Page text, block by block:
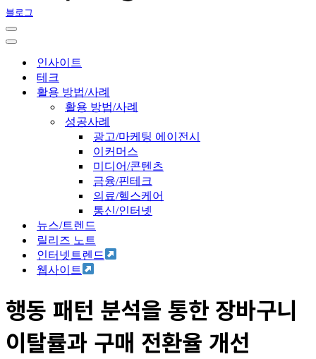
하
기...
블로그
내
비
내
인사이트
테크
활용 방법/사례
활용 방법/사례
성공사례
광고/마케팅 에이전시
이커머스
미디어/콘텐츠
금융/핀테크
의료/헬스케어
통신/인터넷
뉴스/트렌드
릴리즈 노트
인터넷트렌드
웹사이트
행동 패턴 분석을 통한 장바구니
이탈률과 구매 전환율 개선